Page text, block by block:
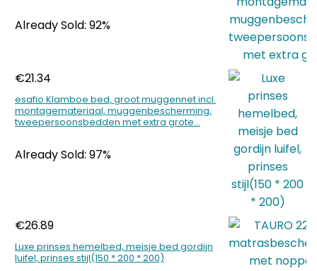
Already Sold: 92%
€21.34
esafio Klamboe bed, groot muggennet incl.
montagemateriaal, muggenbescherming,
tweepersoonsbedden met extra grote…
Already Sold: 97%
€26.89
Luxe prinses hemelbed, meisje bed gordijn
luifel, prinses stijl(150 * 200 * 200)